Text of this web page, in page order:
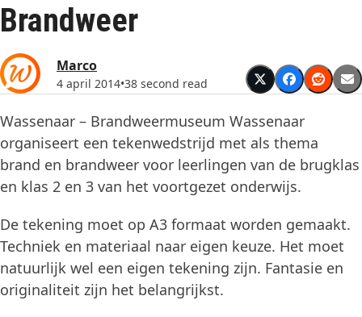
Brandweer
Marco
4 april 2014•38 second read
Wassenaar – Brandweermuseum Wassenaar
organiseert een tekenwedstrijd met als thema
brand en brandweer voor leerlingen van de brugklas
en klas 2 en 3 van het voortgezet onderwijs.
De tekening moet op A3 formaat worden gemaakt.
Techniek en materiaal naar eigen keuze. Het moet
natuurlijk wel een eigen tekening zijn. Fantasie en
originaliteit zijn het belangrijkst.